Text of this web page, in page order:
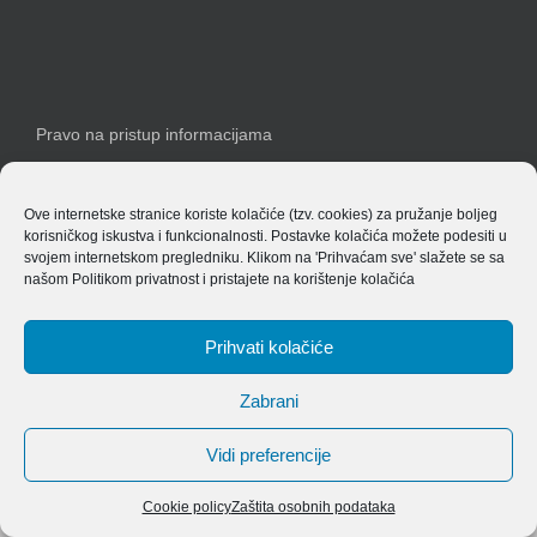
Ove internetske stranice koriste kolačiće (tzv. cookies) za pružanje boljeg
korisničkog iskustva i funkcionalnosti. Postavke kolačića možete podesiti u
svojem internetskom pregledniku. Klikom na 'Prihvaćam sve' slažete se sa
našom Politikom privatnosti pristajete na korištenje kolačića
Prihvati kolačiće
Zabrani
Vidi preferencije
Cookie policyZaštita osobnih podataka
Pravo na pristup informacijama
Copyright 2019 Agencija za sigurnost željezničkog prometa